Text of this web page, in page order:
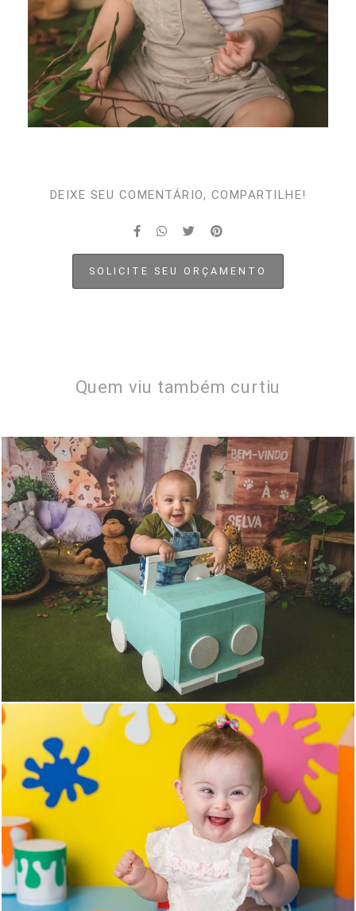
DEIXE SEU COMENTÁRIO, COMPARTILHE!
SOLICITE SEU ORÇAMENTO
Quem viu também curtiu
1054 0
1122 5